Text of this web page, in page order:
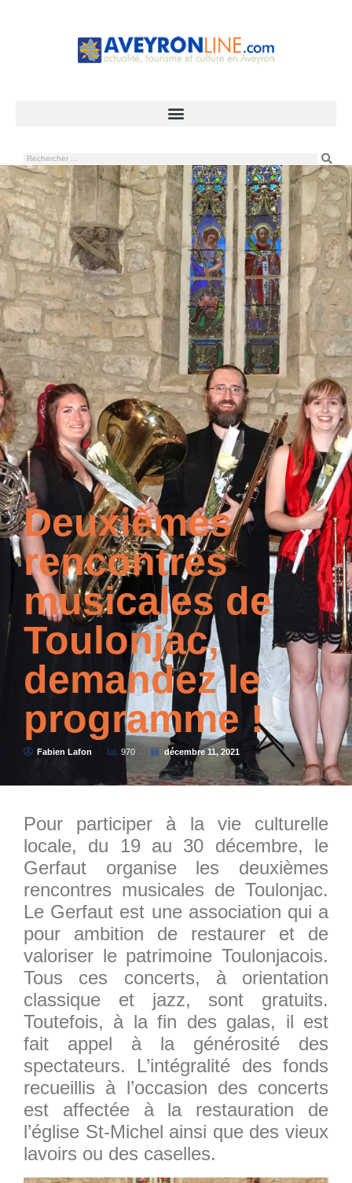
Deuxièmes
rencontres
musicales de
Toulonjac,
demandez le
programme !
Fabien Lafon 970 décembre 11, 2021
Pour participer à la vie culturelle
locale, du 19 au 30 décembre, le
Gerfaut organise les deuxièmes
rencontres musicales de Toulonjac.
Le Gerfaut est une association qui a
pour ambition de restaurer et de
valoriser le patrimoine Toulonjacois.
Tous ces concerts, à orientation
classique et jazz, sont gratuits.
Toutefois, à la fin des galas, il est
fait appel à la générosité des
spectateurs. L’intégralité des fonds
recueillis à l’occasion des concerts
est affectée à la restauration de
l’église St-Michel ainsi que des vieux
lavoirs ou des caselles.